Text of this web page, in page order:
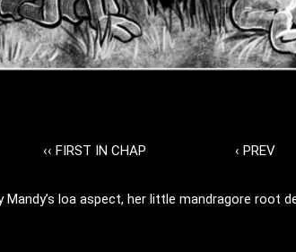
‹‹ FIRST IN CHAP ‹ PREV
Mandy’s loa aspect, her little mandragore root